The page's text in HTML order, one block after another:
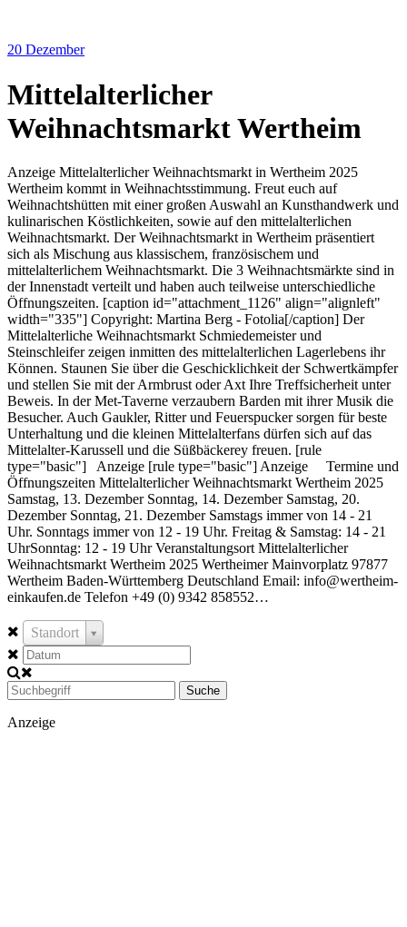
20 Dezember
Mittelalterlicher
Weihnachtsmarkt Wertheim
Anzeige Mittelalterlicher Weihnachtsmarkt in Wertheim 2025
Wertheim kommt in Weihnachtsstimmung. Freut euch auf
Weihnachtshütten mit einer großen Auswahl an Kunsthandwerk und
kulinarischen Köstlichkeiten, sowie auf den mittelalterlichen
Weihnachtsmarkt. Der Weihnachtsmarkt in Wertheim präsentiert
sich als Mischung aus klassischem, französischem und
mittelalterlichem Weihnachtsmarkt. Die 3 Weihnachtsmärkte sind in
der Innenstadt verteilt und haben auch teilweise unterschiedliche
Öffnungszeiten. [caption id="attachment_1126" align="alignleft"
width="335"] Copyright: Martina Berg - Fotolia[/caption] Der
Mittelalterliche Weihnachtsmarkt Schmiedemeister und
Steinschleifer zeigen inmitten des mittelalterlichen Lagerlebens ihr
Können. Staunen Sie über die Geschicklichkeit der Schwertkämpfer
und stellen Sie mit der Armbrust oder Axt Ihre Treffsicherheit unter
Beweis. In der Met-Taverne verzaubern Barden mit ihrer Musik die
Besucher. Auch Gaukler, Ritter und Feuerspucker sorgen für beste
Unterhaltung und die kleinen Mittelalterfans dürfen sich auf das
Mittelalter-Karussell und die Süßbäckerey freuen. [rule
type="basic"] Anzeige [rule type="basic"] Anzeige Termine und
Öffnungszeiten Mittelalterlicher Weihnachtsmarkt Wertheim 2025
Samstag, 13. Dezember Sonntag, 14. Dezember Samstag, 20.
Dezember Sonntag, 21. Dezember Samstags immer von 14 - 21
Uhr. Sonntags immer von 12 - 19 Uhr. Freitag & Samstag: 14 - 21
UhrSonntag: 12 - 19 Uhr Veranstaltungsort Mittelalterlicher
Weihnachtsmarkt Wertheim 2025 Wertheimer Mainvorplatz 97877
Wertheim Baden-Württemberg Deutschland Email: info@wertheim-
einkaufen.de Telefon +49 (0) 9342 858552…
Standort
Suche
Anzeige